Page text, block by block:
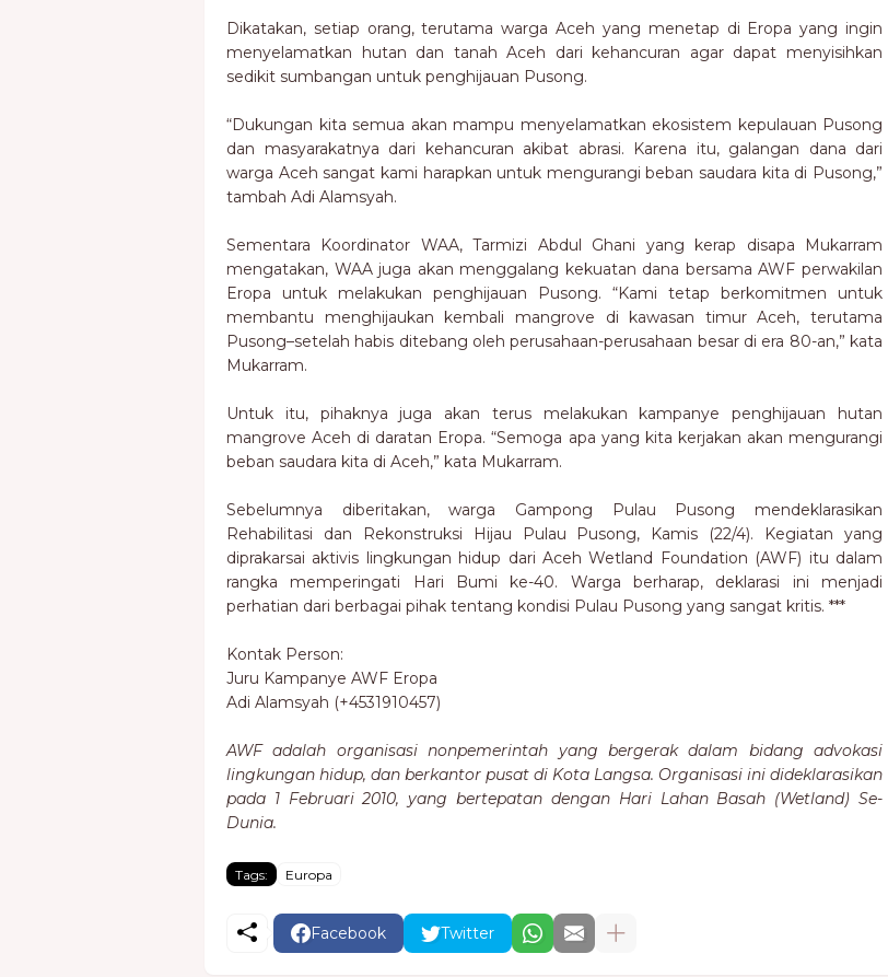
Dikatakan, setiap orang, terutama warga Aceh yang menetap di Eropa yang ingin
menyelamatkan hutan dan tanah Aceh dari kehancuran agar dapat menyisihkan
sedikit sumbangan untuk penghijauan Pusong.
“Dukungan kita semua akan mampu menyelamatkan ekosistem kepulauan Pusong
dan masyarakatnya dari kehancuran akibat abrasi. Karena itu, galangan dana dari
warga Aceh sangat kami harapkan untuk mengurangi beban saudara kita di Pusong,”
tambah Adi Alamsyah.
Sementara Koordinator WAA, Tarmizi Abdul Ghani yang kerap disapa Mukarram
mengatakan, WAA juga akan menggalang kekuatan dana bersama AWF perwakilan
Eropa untuk melakukan penghijauan Pusong. “Kami tetap berkomitmen untuk
membantu menghijaukan kembali mangrove di kawasan timur Aceh, terutama
Pusong–setelah habis ditebang oleh perusahaan-perusahaan besar di era 80-an,” kata
Mukarram.
Untuk itu, pihaknya juga akan terus melakukan kampanye penghijauan hutan
mangrove Aceh di daratan Eropa. “Semoga apa yang kita kerjakan akan mengurangi
beban saudara kita di Aceh,” kata Mukarram.
Sebelumnya diberitakan, warga Gampong Pulau Pusong mendeklarasikan
Rehabilitasi dan Rekonstruksi Hijau Pulau Pusong, Kamis (22/4). Kegiatan yang
diprakarsai aktivis lingkungan hidup dari Aceh Wetland Foundation (AWF) itu dalam
rangka memperingati Hari Bumi ke-40. Warga berharap, deklarasi ini menjadi
perhatian dari berbagai pihak tentang kondisi Pulau Pusong yang sangat kritis. ***
Kontak Person:
Juru Kampanye AWF Eropa
Adi Alamsyah (+4531910457)
AWF adalah organisasi nonpemerintah yang bergerak dalam bidang advokasi
lingkungan hidup, dan berkantor pusat di Kota Langsa. Organisasi ini dideklarasikan
pada 1 Februari 2010, yang bertepatan dengan Hari Lahan Basah (Wetland) Se-
Dunia.
Tags: Europa
Facebook Twitter